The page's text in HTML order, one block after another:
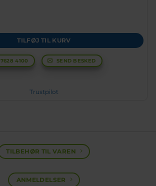
TILFØJ TIL KURV
7628 4100 SEND BESKED
Trustpilot
TILBEHØR TIL VAREN
ANMELDELSER